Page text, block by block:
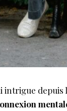
intrigue